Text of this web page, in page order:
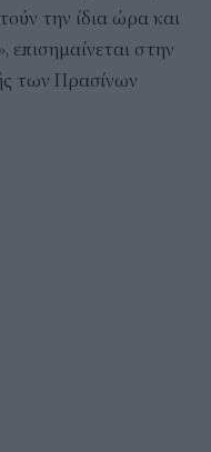
την ίδια ώρα και
επισημαίνεται στην
των Πρασίνων